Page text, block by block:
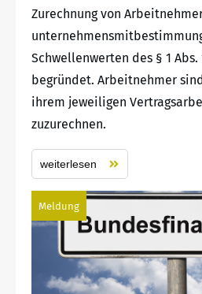
Zurechnung von
Schwellenwerten des § 1
begründet. Arbeitnehmer
ihrem jeweiligen
zuzurechnen.
weiterlesen
Meldung